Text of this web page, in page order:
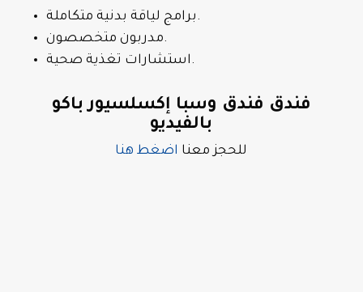
برامج لياقة بدنية متكاملة.
مدربون متخصصون.
استشارات تغذية صحية.
فندق فندق وسبا إكسلسيور باكو
بالفيديو
للحجز معنا اضغط هنا